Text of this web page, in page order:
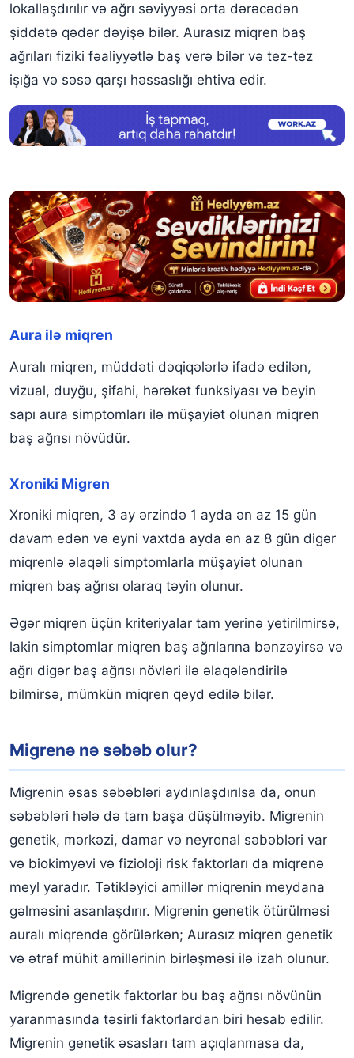
lokallaşdırılır və ağrı səviyyəsi orta dərəcədən
şiddətə qədər dəyişə bilər. Aurasız miqren baş
ağrıları fiziki fəaliyyətlə baş verə bilər və tez-tez
işığa və səsə qarşı həssaslığı ehtiva edir.
Aura ilə miqren
Auralı miqren, müddəti dəqiqələrlə ifadə edilən,
vizual, duyğu, şifahi, hərəkət funksiyası və beyin
sapı aura simptomları ilə müşayiət olunan miqren
baş ağrısı növüdür.
Xroniki Migren
Xroniki miqren, 3 ay ərzində 1 ayda ən az 15 gün
davam edən və eyni vaxtda ayda ən az 8 gün digər
miqrenlə əlaqəli simptomlarla müşayiət olunan
miqren baş ağrısı olaraq təyin olunur.
Əgər miqren üçün kriteriyalar tam yerinə yetirilmirsə,
lakin simptomlar miqren baş ağrılarına bənzəyirsə və
ağrı digər baş ağrısı növləri ilə əlaqələndirilə
bilmirsə, mümkün miqren qeyd edilə bilər.
Migrenə nə səbəb olur?
Migrenin əsas səbəbləri aydınlaşdırılsa da, onun
səbəbləri hələ də tam başa düşülməyib. Migrenin
genetik, mərkəzi, damar və neyronal səbəbləri var
və biokimyəvi və fizioloji risk faktorları da miqrenə
meyl yaradır. Tətikləyici amillər miqrenin meydana
gəlməsini asanlaşdırır. Migrenin genetik ötürülməsi
auralı miqrendə görülərkən; Aurasız miqren genetik
və ətraf mühit amillərinin birləşməsi ilə izah olunur.
Migrendə genetik faktorlar bu baş ağrısı növünün
yaranmasında təsirli faktorlardan biri hesab edilir.
Migrenin genetik əsasları tam açıqlanmasa da,